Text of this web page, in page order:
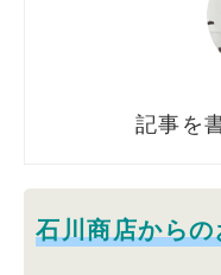
石川商店からの